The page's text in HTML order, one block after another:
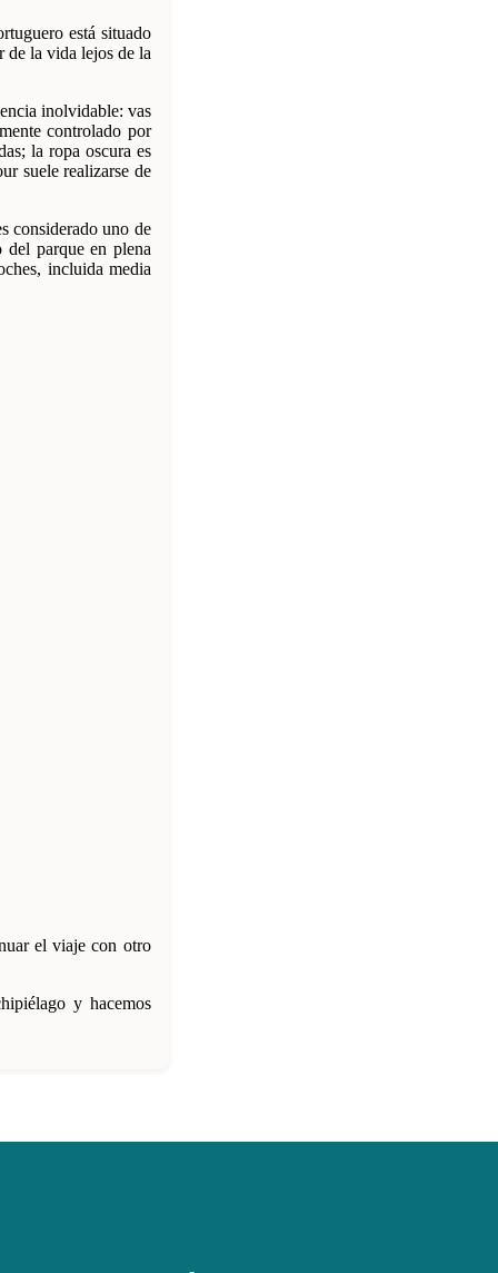
está situado
de la vida lejos de la
inolvidable: vas
controlado por
la ropa oscura es
suele realizarse de
considerado uno de
del parque en plena
incluida media
el viaje con otro
y hacemos